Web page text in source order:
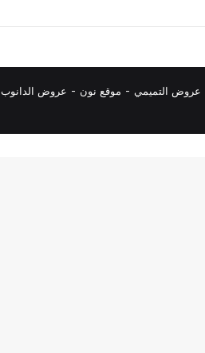
عروض التميمي - موقع نون - عروض الدانوب